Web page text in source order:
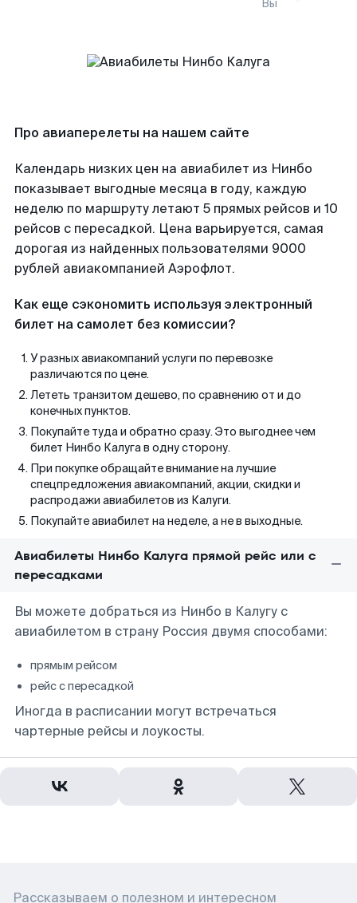
Вы
Про авиаперелеты на нашем сайте
Календарь низких цен на авиабилет из Нинбо
показывает выгодные месяца в году, каждую
неделю по маршруту летают 5 прямых рейсов и 10
рейсов с пересадкой. Цена варьируется, самая
дорогая из найденных пользователями 9000
рублей авиакомпанией Аэрофлот.
Как еще сэкономить используя электронный
билет на самолет без комиссии?
У разных авиакомпаний услуги по перевозке
различаются по цене.
Лететь транзитом дешево, по сравнению от и до
конечных пунктов.
Покупайте туда и обратно сразу. Это выгоднее чем
билет Нинбо Калуга в одну сторону.
При покупке обращайте внимание на лучшие
спецпредложения авиакомпаний, акции, скидки и
распродажи авиабилетов из Калуги.
Покупайте авиабилет на неделе, а не в выходные.
Авиабилеты Нинбо Калуга прямой рейс или с
пересадками
Вы можете добраться из Нинбо в Калугу с
авиабилетом в страну Россия двумя способами:
прямым рейсом
рейс с пересадкой
Иногда в расписании могут встречаться
чартерные рейсы и лоукосты.
Рассказываем о полезном и интересном